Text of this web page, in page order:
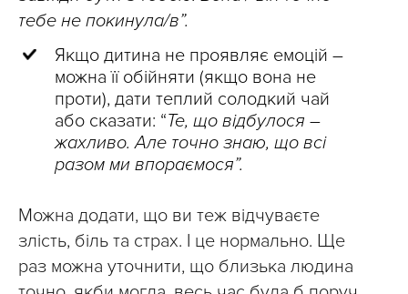
тебе не покинула/в”.
Якщо дитина не проявляє емоцій –
можна її обійняти (якщо вона не
проти), дати теплий солодкий чай
або сказати: “Те, що відбулося –
жахливо. Але точно знаю, що всі
разом ми впораємося”.
Можна додати, що ви теж відчуваєте
злість, біль та страх. І це нормально. Ще
раз можна уточнити, що близька людина